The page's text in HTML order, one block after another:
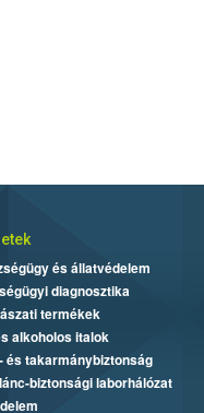
és állatvédelem
diagnosztika
termékek
alkoholos italok
és takarmánybiztonság
biztonsági laborhálózat